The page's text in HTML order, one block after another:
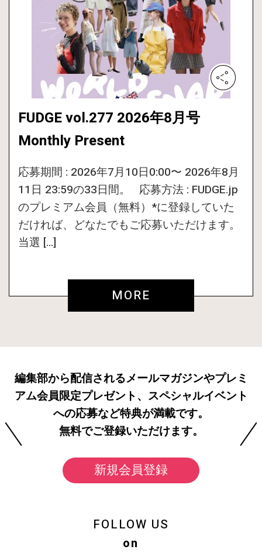
FUDGE vol.277 2026年8月号
Monthly Present
応募期間 : 2026年7月10日0:00〜 2026年8月
11日 23:59の33日間。 応募方法 : FUDGE.jp
のプレミアム会員（無料）*に登録していた
だければ、どなたでもご応募いただけます。
当選 […]
MORE
編集部から配信されるメールマガジンやプレミ
アム会員限定プレゼント、スペシャルイベント
への応募など特典が満載です。
無料でご登録いただけます。
新規会員登録
FOLLOW US
on